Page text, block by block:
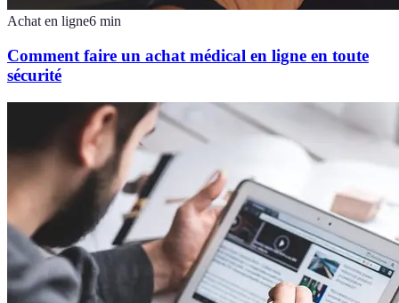
Achat en ligne6 min
Comment faire un achat médical en ligne en toute
sécurité